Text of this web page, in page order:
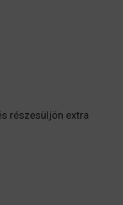
részesüljön extra